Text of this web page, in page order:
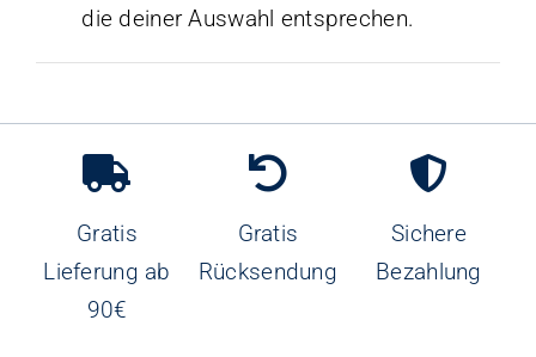
die deiner Auswahl entsprechen.
Gratis
Lieferung ab
90€
Gratis
Rücksendung
Sichere
Bezahlung